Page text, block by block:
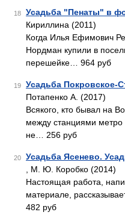
18 Усадьба "Пенаты" в
Кириллина (2011)
Когда Илья Ефимович
Нордман купили в
перешейке… 964 руб
19 Усадьба Покровское-
Потапенко А. (2017)
Всякого, кто бывал на
между станциями
не… 256 руб
20
Усадьба Ясенево.
, М. Ю. Коробко (2014)
Настоящая работа,
материале,
482 руб